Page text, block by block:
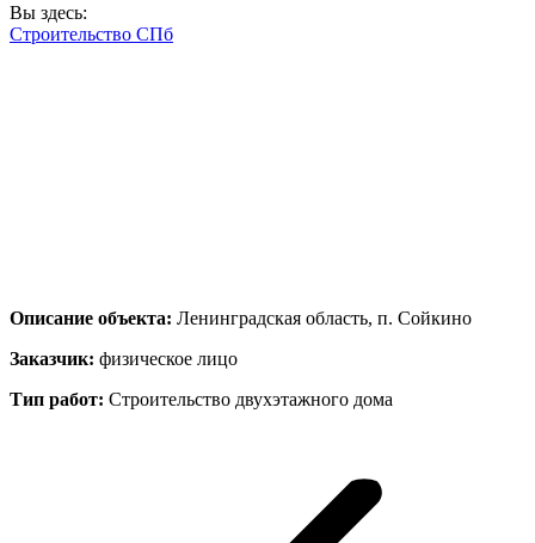
Вы здесь:
Строительство СПб
Описание объекта: Ленинградская область, п. Сойкино
Заказчик: физическое лицо
Тип работ: Строительство двухэтажного дома